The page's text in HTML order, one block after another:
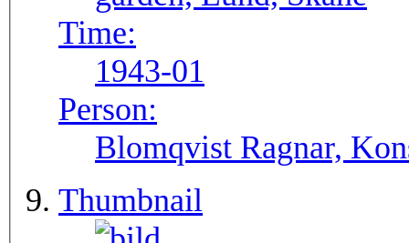
Time:
1943-01
Person:
Blomqvist Ragnar,
Thumbnail